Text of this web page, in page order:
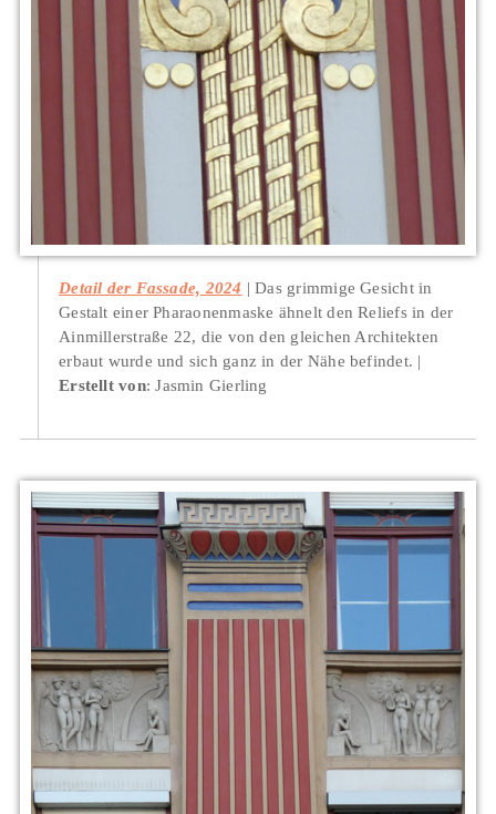
Detail der Fassade, 2024
Das grimmige Gesicht in
Gestalt einer Pharaonenmaske ähnelt den Reliefs in der
Ainmillerstraße 22, die von den gleichen Architekten
erbaut wurde und sich ganz in der Nähe befindet.
Erstellt von: Jasmin Gierling